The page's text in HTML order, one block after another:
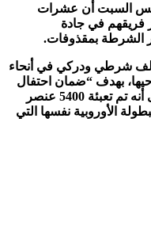
السبت أن عشرات
في جادة
بمقذوفات.
فقد تم نشر نحو 22 ألف شرطي ودركي في أنحاء
بهدف “ضمان احتفال
شعبي هادئ وآمن بالكامل”، مشيرة إلى أنه تم تعبئة 5400 عنصر
نفسها التي